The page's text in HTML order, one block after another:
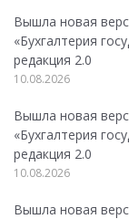
Вышла новая
«Бухгалтерия
редакция 2.0
10.08.2026
Вышла новая
«Бухгалтерия
редакция 2.0
10.08.2026
Вышла новая